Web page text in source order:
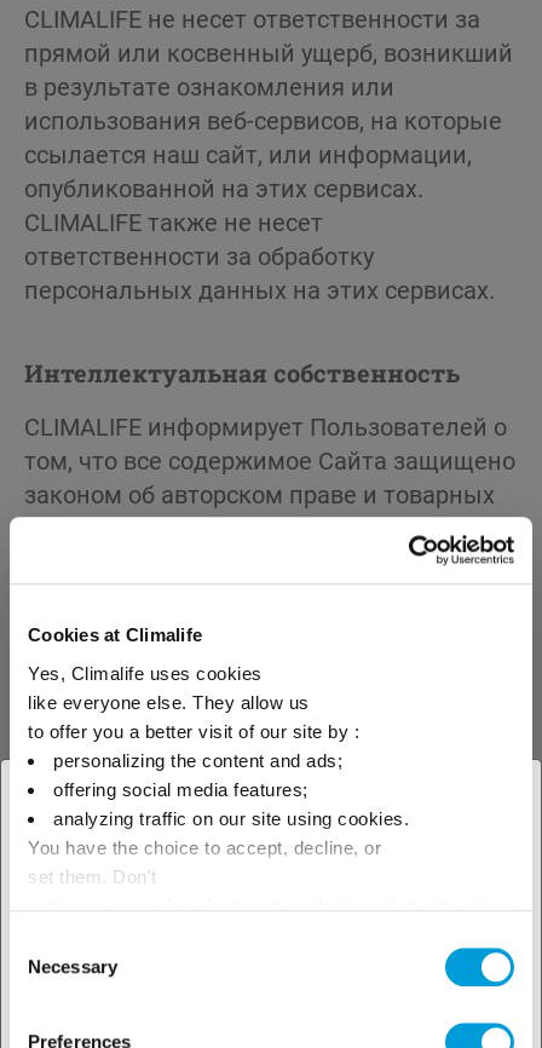
Cookies at Climalife
Yes, Climalife uses cookies
like everyone else. They allow us
to offer you a better visit of our site by :
personalizing the content and ads;
offering social media features;
analyzing traffic on our site using cookies.
You have the choice to accept, decline, or
set them. Don't
Selection
Necessary
Preferences
× Закрыть
Выберите свое
чтобы узнать о наших
CLIMALIFE не несет ответственности за
прямой или косвенный ущерб, возникший
в результате ознакомления или
использования веб-сервисов, на которые
ссылается наш сайт, или информации,
опубликованной на этих сервисах.
CLIMALIFE также не несет
ответственности за обработку
персональных данных на этих сервисах.
Интеллектуальная собственность
CLIMALIFE информирует Пользователей о
том, что все содержимое Сайта защищено
законом об авторском праве и товарных
знаках: в частности, это касается
логотипа Сайта, логотипов его партнеров,
опубликованных текстов, фотографий,
рисунков, схем, фонограмм, видеоклипов,
символов и т.д. CLIMALIFE оставляет за
собой все права на эти элементы.
Все права на эти материалы защищены.
Соответственно, любое воспроизведение,
представление, использование,
адаптация, модификация, включение,
перевод, коммерциализация, частично
любом носителе (бумажном, цифровом и
т.д.) запрещено без предварительного
письменного разрешения CLIMALIFE.